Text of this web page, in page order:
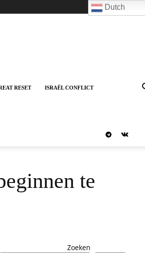
RESET ISRAËL CONFLICT
te
Zoeken
Dutch